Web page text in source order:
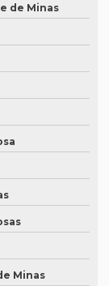
de Minas
Minas